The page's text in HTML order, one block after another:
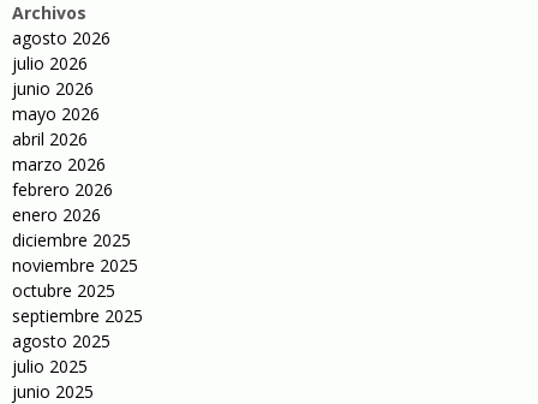
Archivos
agosto 2026
julio 2026
junio 2026
mayo 2026
abril 2026
marzo 2026
febrero 2026
enero 2026
diciembre 2025
noviembre 2025
octubre 2025
septiembre 2025
agosto 2025
julio 2025
junio 2025